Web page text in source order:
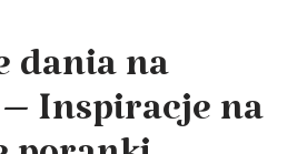
dania na
Inspiracje na